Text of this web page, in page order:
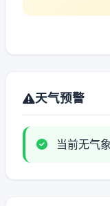
天气预警
当前无气